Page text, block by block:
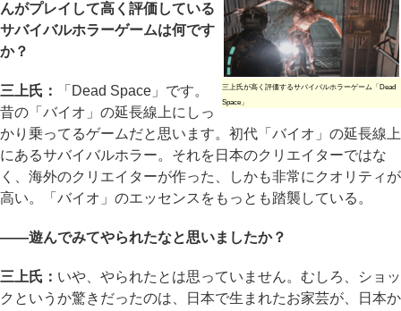
三上氏が高く評価するサバイバルホラーゲーム「Dead
Space」
んがプレイして高く評価している
サバイバルホラーゲームは何です
か？
三上氏：
「Dead Space」です。
昔の「バイオ」の延長線上にしっ
かり乗ってるゲームだと思います。初代「バイオ」の延長線上
にあるサバイバルホラー。それを日本のクリエイターではな
く、海外のクリエイターが作った、しかも非常にクオリティが
高い。「バイオ」のエッセンスをもっとも踏襲している。
――遊んでみてやられたなと思いましたか？
三上氏： いや、やられたとは思っていません。むしろ、ショッ
クというか驚きだったのは、日本で生まれたお家芸が、日本か